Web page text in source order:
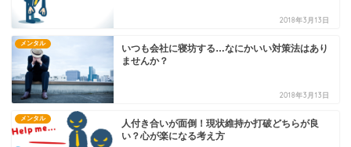
2018年3月13日
メンタル
いつも会社に寝坊する…なにかいい対策法はあり
ませんか？
2018年3月13日
メンタル
人付き合いが面倒！現状維持か打破どちらが良
い？心が楽になる考え方